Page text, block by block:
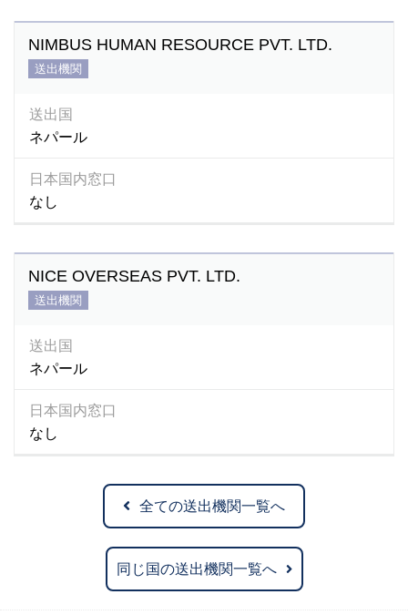
NIMBUS HUMAN RESOURCE PVT. LTD.
送出機関
送出国
ネパール
日本国内窓口
なし
NICE OVERSEAS PVT. LTD.
送出機関
送出国
ネパール
日本国内窓口
なし
全ての送出機関一覧へ
同じ国の送出機関一覧へ